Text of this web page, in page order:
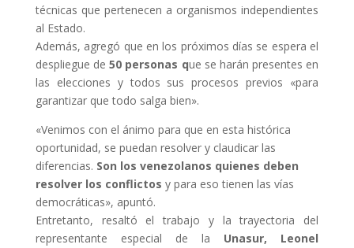
técnicas que pertenecen a organismos independientes
al Estado.
Además, agregó que en los próximos días se espera el
despliegue de50 personas que se harán presentes en
las elecciones y todos sus procesos previos «para
garantizar que todo salga bien».
«Venimos con el ánimo para que en esta histórica
oportunidad, se puedan resolver y claudicar las
diferencias. Son los venezolanos quienes deben
resolver los conflictos y para eso tienen las vías
democráticas», apuntó.
Entretanto, resaltó el trabajo y la trayectoria del
representante especial de la Unasur, Leonel